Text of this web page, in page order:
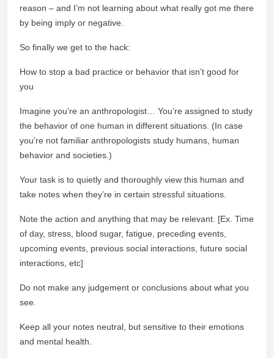
reason – and I’m not learning about what really got me there
by being imply or negative.
So finally we get to the hack:
How to stop a bad practice or behavior that isn’t good for
you
Imagine you’re an anthropologist… You’re assigned to study
the behavior of one human in different situations. (In case
you’re not familiar anthropologists study humans, human
behavior and societies.)
Your task is to quietly and thoroughly view this human and
take notes when they’re in certain stressful situations.
Note the action and anything that may be relevant. [Ex. Time
of day, stress, blood sugar, fatigue, preceding events,
upcoming events, previous social interactions, future social
interactions, etc]
Do not make any judgement or conclusions about what you
see.
Keep all your notes neutral, but sensitive to their emotions
and mental health.